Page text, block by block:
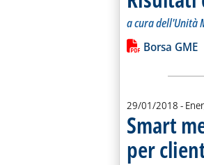
a cura dell'Unità
Leggi tutta la
ListaBorsa GME
29/01/2018 -
Smart
per